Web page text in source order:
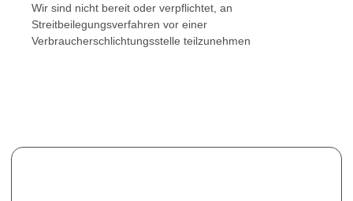
Wir sind nicht bereit oder verpflichtet, an
Streitbeilegungsverfahren vor einer
Verbraucherschlichtungsstelle teilzunehmen